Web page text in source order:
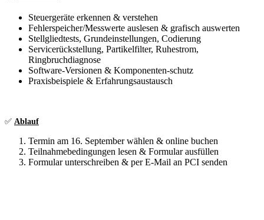
Steuergeräte erkennen & verstehen
Fehlerspeicher/Messwerte auslesen & grafisch auswerten
Stellgliedtests, Grundeinstellungen, Codierung
Servicerückstellung, Partikelfilter, Ruhestrom,
Ringbruchdiagnose
Software‑Versionen & Komponenten‑schutz
Praxisbeispiele & Erfahrungsaustausch
✅ Ablauf
Termin am 16. September wählen & online buchen
Teilnahmebedingungen lesen & Formular ausfüllen
Formular unterschreiben & per E‑Mail an PCI senden